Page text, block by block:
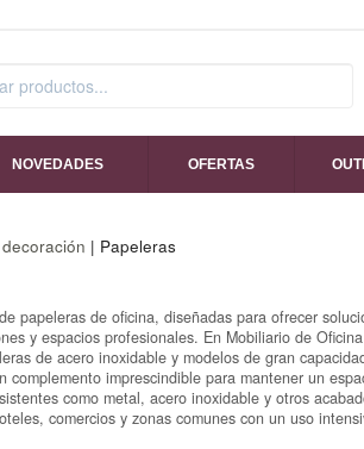
NOVEDADES OFERTAS
| Papeleras
papeleras de oficina, diseñadas para ofrecer
y espacios profesionales. En Mobiliario de
de acero inoxidable y modelos de gran
complemento imprescindible para mantener un
como metal, acero inoxidable y otros
comercios y zonas comunes con un uso